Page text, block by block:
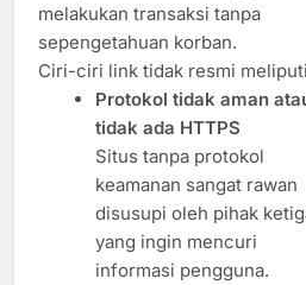
melakukan transaksi tanpa
sepengetahuan korban.
Ciri-ciri link tidak resmi
Protokol tidak aman
tidak ada HTTPS
Situs tanpa protokol
keamanan sangat rawan
disusupi oleh pihak
yang ingin mencuri
informasi pengguna.